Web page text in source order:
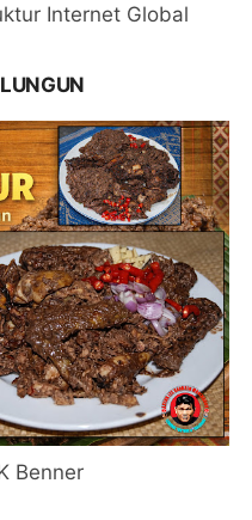
Internet Global
Benner